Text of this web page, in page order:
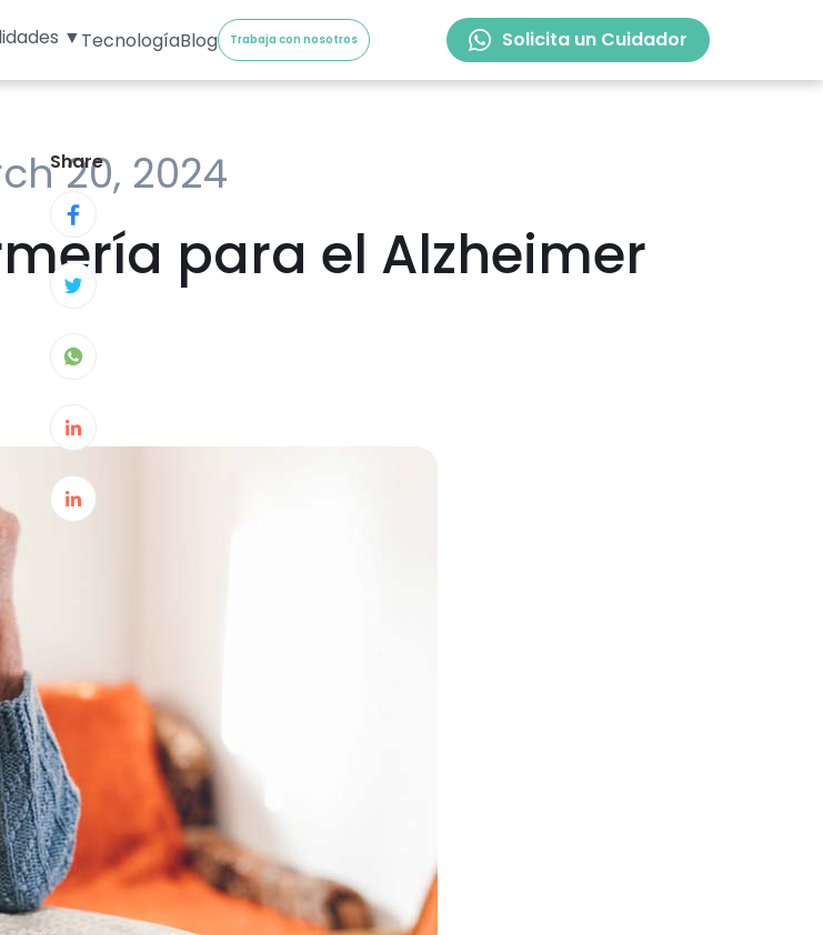
▼TecnologíaBlog Trabaja con nosotros Solicita un Cuidador
20, 2024
para el Alzheimer
Share